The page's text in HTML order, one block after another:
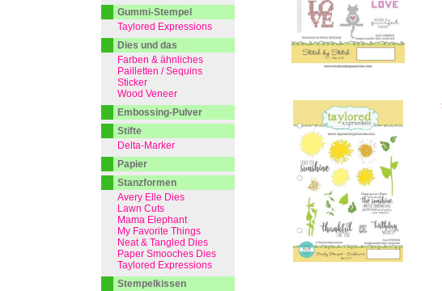
Gummi-Stempel
Taylored Expressions
Dies und das
Farben & ähnliches
Pailletten / Sequins
Sticker
Wood Veneer
Embossing-Pulver
Stifte
Delta-Marker
Papier
Stanzformen
Avery Elle Dies
Lawn Cuts
Mama Elephant
My Favorite Things
Neat & Tangled Dies
Paper Smooches Dies
Taylored Expressions
Stempelkissen